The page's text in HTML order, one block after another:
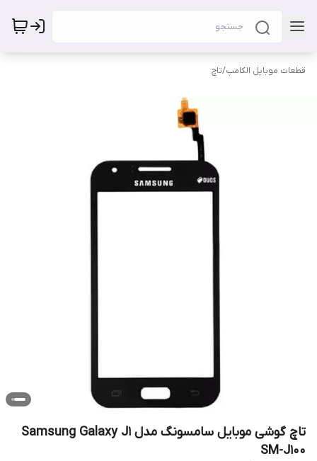
قطعات موبایل الکامپ/تاچ
تاچ گوشی موبایل سامسونگ مدل Samsung Galaxy J1
SM-J100